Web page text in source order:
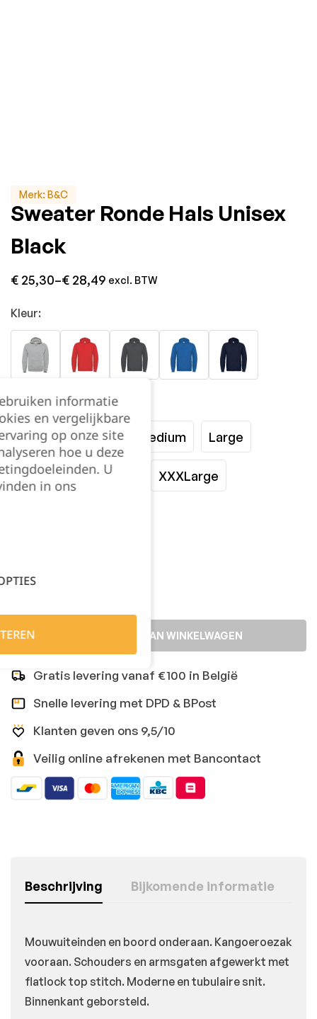
Merk: B&C
Sweater Ronde Hals Unisex
Black
€ 25,30–€ 28,49 excl. BTW
Kleur:
Maat:
XSmall Small Medium Large
XLarge XXLarge XXXLarge
TOEVOEGEN AAN WINKELWAGEN
Gratis levering vanaf €100 in België
Snelle levering met DPD & BPost
Klanten geven ons 9,5/10
Veilig online afrekenen met Bancontact
Beschrijving Bijkomende informatie
Mouwuiteinden en boord onderaan. Kangoeroezak
vooraan. Schouders en armsgaten afgewerkt met
flatlock top stitch. Moderne en tubulaire snit.
Binnenkant geborsteld.
informatie
en vergelijkbare
op onze site
hoe u deze
U
in ons